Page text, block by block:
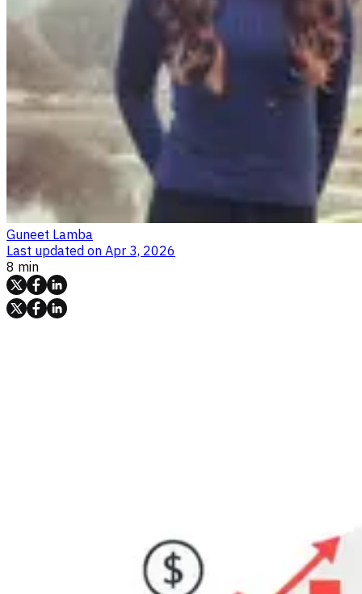
Guneet Lamba
Last updated on Apr 3, 2026
8 min